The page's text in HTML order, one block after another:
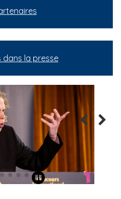
dans la presse